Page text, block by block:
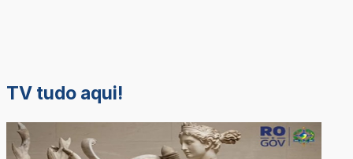
TV tudo aqui!